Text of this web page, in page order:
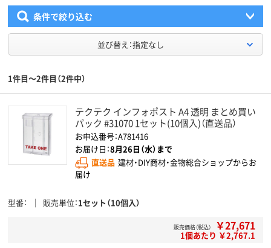
条件で絞り込む
並び替え：指定なし
1件目～2件目（2件中）
テクテク インフォポスト A4 透明 まとめ買い
パック #31070 1セット(10個入)（直送品）
お申込番号：A781416
お届け日：8月26日（水）まで
直送品 建材・DIY商材・金物総合ショップからお
届け
型番 販売単位 1セット（10個入）
販売価格（税込） ￥27,671
1個あたり ￥2,767.1